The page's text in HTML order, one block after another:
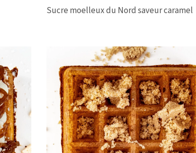
Sucre moelleux du Nord saveur caramel